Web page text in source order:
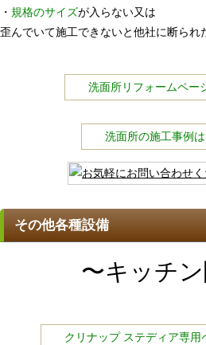
・ 規格のサイズが入らない又は
歪んでいて施工できないと他社に断られ
洗面所リフォームペー
洗面所の施工事例
その他各種設備
〜キッチ
クリナップ ステディア専用